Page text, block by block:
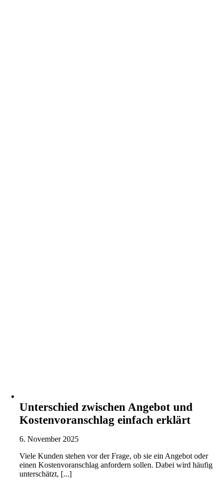
Unterschied zwischen Angebot und
Kostenvoranschlag einfach erklärt
6. November 2025
Viele Kunden stehen vor der Frage, ob sie ein Angebot oder
einen Kostenvoranschlag anfordern sollen. Dabei wird häufig
unterschätzt, [...]